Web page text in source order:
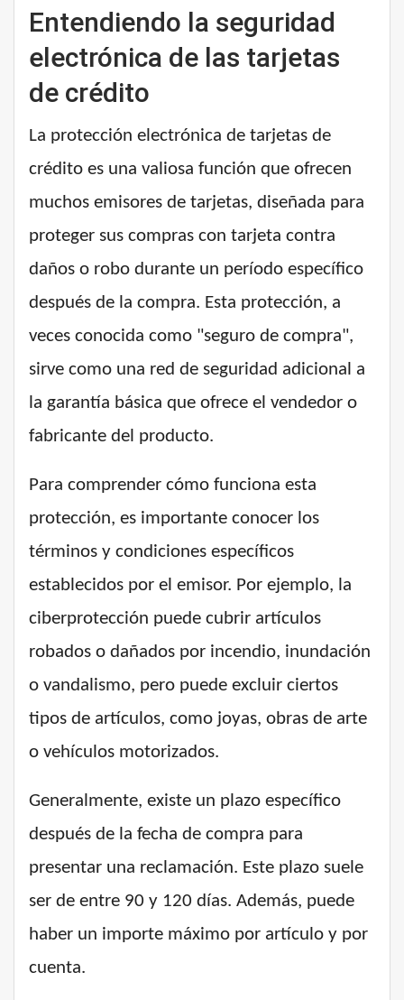
Entendiendo la seguridad
electrónica de las tarjetas
de crédito
La protección electrónica de tarjetas de
crédito es una valiosa función que ofrecen
muchos emisores de tarjetas, diseñada para
proteger sus compras con tarjeta contra
daños o robo durante un período específico
después de la compra. Esta protección, a
veces conocida como "seguro de compra",
sirve como una red de seguridad adicional a
la garantía básica que ofrece el vendedor o
fabricante del producto.
Para comprender cómo funciona esta
protección, es importante conocer los
términos y condiciones específicos
establecidos por el emisor. Por ejemplo, la
ciberprotección puede cubrir artículos
robados o dañados por incendio, inundación
o vandalismo, pero puede excluir ciertos
tipos de artículos, como joyas, obras de arte
o vehículos motorizados.
Generalmente, existe un plazo específico
después de la fecha de compra para
presentar una reclamación. Este plazo suele
ser de entre 90 y 120 días. Además, puede
haber un importe máximo por artículo y por
cuenta.